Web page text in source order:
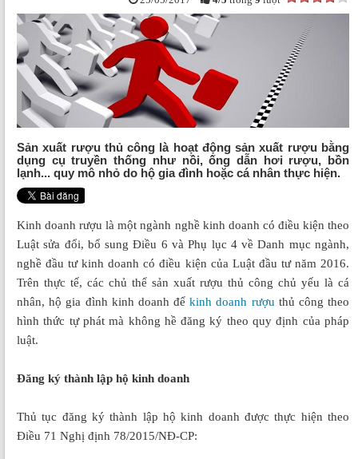
Sản xuất rượu thủ công là hoạt động sản xuất rượu bằng
dụng cụ truyền thống như nồi, ống dẫn hơi rượu, bồn
lạnh... quy mô nhỏ do hộ gia đình hoặc cá nhân thực hiện.
Kinh doanh rượu là một ngành nghề kinh doanh có điều kiện theo
Luật sửa đổi, bổ sung Điều 6 và Phụ lục 4 về Danh mục ngành,
nghề đầu tư kinh doanh có điều kiện của Luật đầu tư năm 2016.
Trên thực tế, các chủ thể sản xuất rượu thủ công chủ yếu là cá
nhân, hộ gia đình kinh doanh đểkinh doanh rượu thủ công theo
hình thức tự phát mà không hề đăng ký theo quy định của pháp
luật.
Đăng ký thành lập hộ kinh doanh
Thủ tục đăng ký thành lập hộ kinh doanh được thực hiện theo
Điều 71 Nghị định 78/2015/NĐ-CP: